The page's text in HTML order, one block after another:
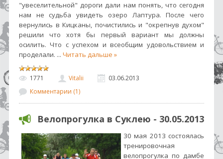
"увеселительной" дороги дали нам понять, что сегодня
нам не судьба увидеть озеро Лаптура. После чего
вернулись в Кицканы, почистились и "окрепнув духом"
решили что хотя бы первый вариант мы должны
осилить. Что с успехом и всеобщим удовольствием и
проделали. ... Читать дальше »
1771 Vitalii
03.06.2013
Комментарии (1)
Велопрогулка в Суклею - 30.05.2013
30 мая 2013 состоялась
тренировочная
велопрогулка по дамбе